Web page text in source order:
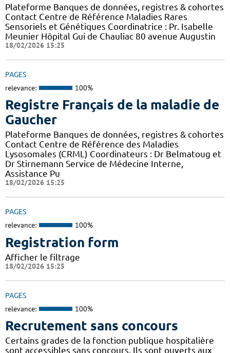
Plateforme Banques de données, registres & cohortes
Contact Centre de Référence Maladies Rares
Sensoriels et Génétiques Coordinatrice : Pr. Isabelle
Meunier Hôpital Gui de Chauliac 80 avenue Augustin
18/02/2026 15:25
PAGES
relevance: 100%
Registre Français de la maladie de
Gaucher
Plateforme Banques de données, registres & cohortes
Contact Centre de Référence des Maladies
Lysosomales (CRML) Coordinateurs : Dr Belmatoug et
Dr Stirnemann Service de Médecine Interne,
Assistance Pu
18/02/2026 15:25
PAGES
relevance: 100%
Registration form
Afficher le filtrage
18/02/2026 15:25
PAGES
relevance: 100%
Recrutement sans concours
Certains grades de la fonction publique hospitalière
sont accessibles sans concours. Ils sont ouverts aux